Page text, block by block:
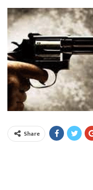
Share